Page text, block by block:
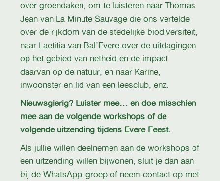
over groendaken, om te luisteren naar Thomas
Jean van La Minute Sauvage die ons vertelde
over de rijkdom van de stedelijke biodiversiteit,
naar Laetitia van Bal’Evere over de uitdagingen
op het gebied van netheid en de impact
daarvan op de natuur, en naar Karine,
inwoonster en lid van een leesclub, enz.
Nieuwsgierig? Luister mee… en doe misschien
mee aan de volgende workshops of de
volgende uitzending tijdens Evere Feest.
Als jullie willen deelnemen aan de workshops of
een uitzending willen bijwonen, sluit je dan aan
bij de WhatsApp-groep of neem contact op met